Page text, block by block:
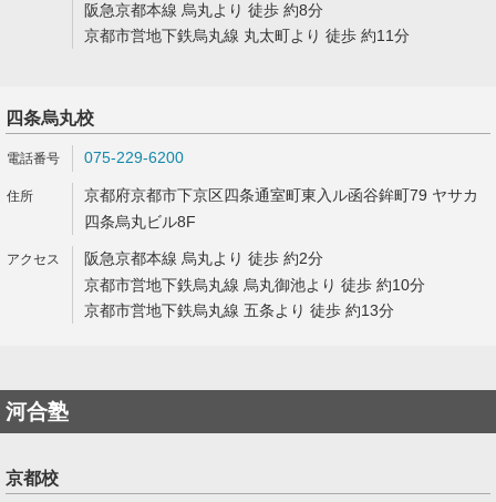
阪急京都本線 烏丸より 徒歩 約8分
京都市営地下鉄烏丸線 丸太町より 徒歩 約11分
四条烏丸校
075-229-6200
京都府京都市下京区四条通室町東入ル函谷鉾町79 ヤサカ
四条烏丸ビル8F
阪急京都本線 烏丸より 徒歩 約2分
京都市営地下鉄烏丸線 烏丸御池より 徒歩 約10分
京都市営地下鉄烏丸線 五条より 徒歩 約13分
河合塾
京都校